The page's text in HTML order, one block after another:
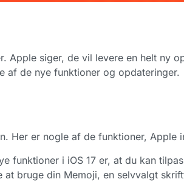
Apple siger, de vil levere en helt ny
af de nye funktioner og opdateringer.
Her er nogle af de funktioner, Apple
funktioner i iOS 17 er, at du kan
bruge din Memoji, en selvvalgt